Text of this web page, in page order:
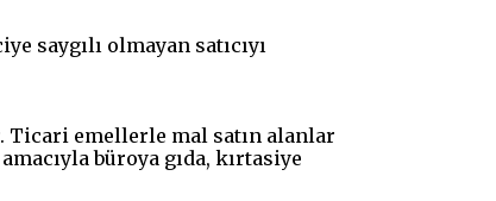
saygılı olmayan satıcıyı
Ticari emellerle mal satın alanlar
büroya gıda, kırtasiye